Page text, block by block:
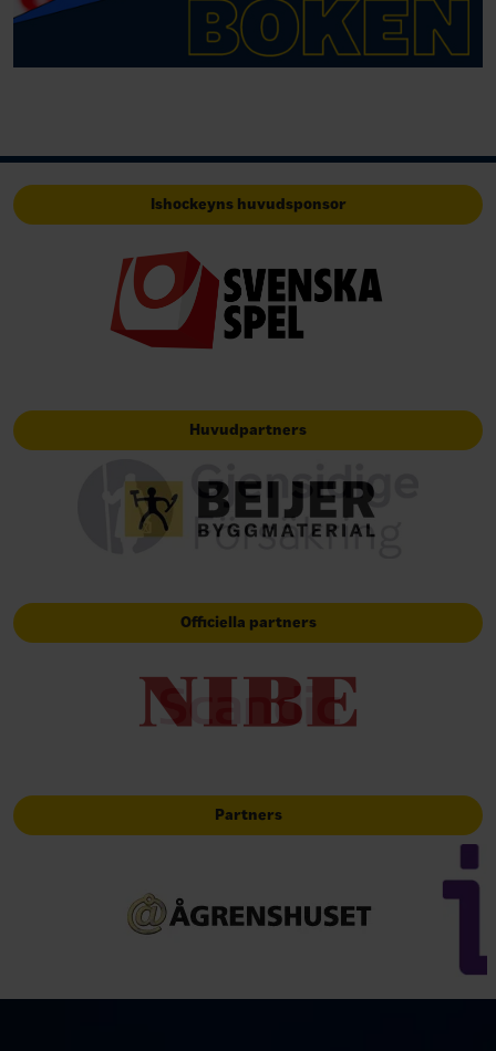
Ishockeyns huvudsponsor
Huvudpartners
Officiella partners
Partners